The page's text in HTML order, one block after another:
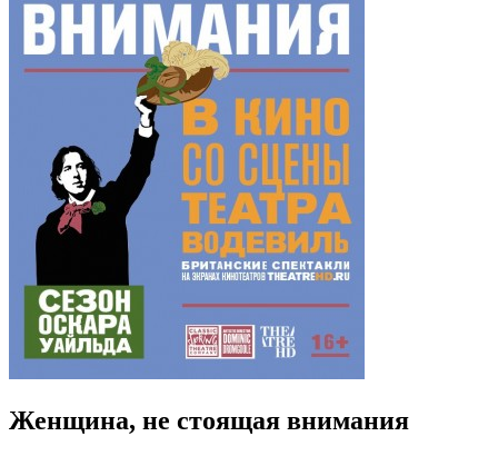
Женщина, не стоящая внимания